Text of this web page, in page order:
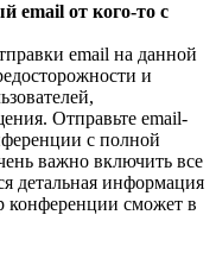
email от кого-то с
email на данной
и
Отправьте email-
с полной
важно включить все
детальная информация
конференции сможет в